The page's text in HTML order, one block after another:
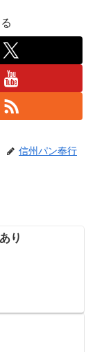
信州パン奉行
り